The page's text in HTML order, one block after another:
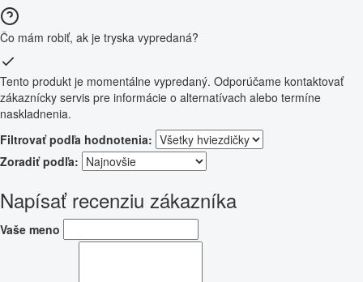
Čo mám robiť, ak je tryska vypredaná?
Tento produkt je momentálne vypredaný. Odporúčame kontaktovať
zákaznícky servis pre informácie o alternatívach alebo termíne
naskladnenia.
Filtrovať podľa hodnotenia:
Zoradiť podľa:
Napísať recenziu zákazníka
Vaše meno